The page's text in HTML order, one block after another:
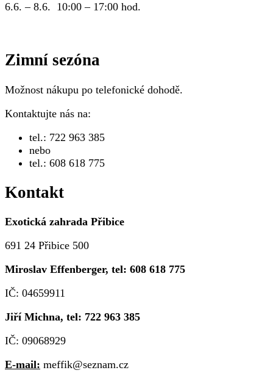
6.6. – 8.6. 10:00 – 17:00 hod.
Zimní sezóna
Možnost nákupu po telefonické dohodě.
Kontaktujte nás na:
tel.: 722 963 385
nebo
tel.: 608 618 775
Kontakt
Exotická zahrada Přibice
691 24 Přibice 500
Miroslav Effenberger, tel: 608 618 775
IČ: 04659911
Jiří Michna, tel: 722 963 385
IČ: 09068929
E-mail: meffik@seznam.cz